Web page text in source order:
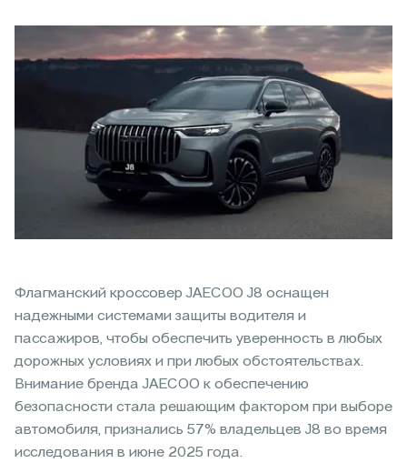
Флагманский кроссовер JAECOO J8 оснащен
надежными системами защиты водителя и
пассажиров, чтобы обеспечить уверенность в любых
дорожных условиях и при любых обстоятельствах.
Внимание бренда JAECOO к обеспечению
безопасности стала решающим фактором при выборе
автомобиля, признались 57% владельцев J8 во время
исследования в июне 2025 года.